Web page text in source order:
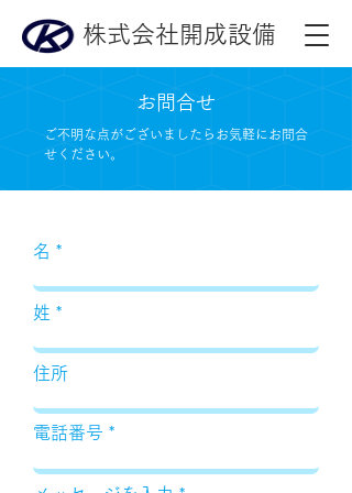
株式会社開成設備
お問合せ
ご不明な点がございましたらお気軽にお問合
せください。
名
姓
住所
電話番号